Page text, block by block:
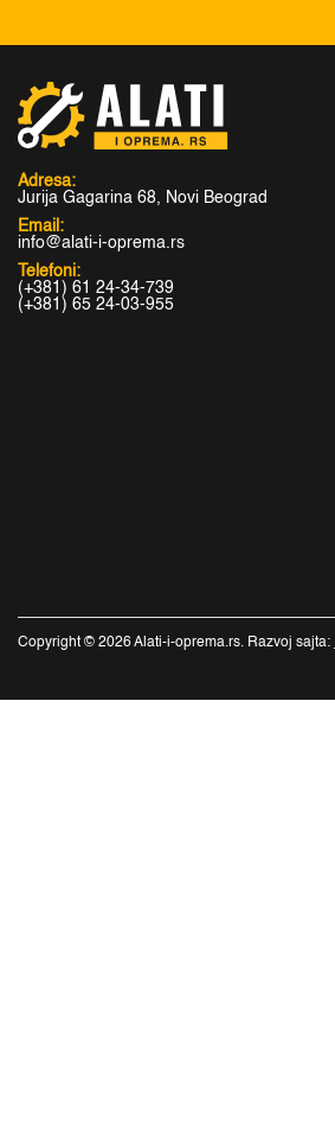
Adresa:
Jurija Gagarina 68, Novi Beograd
Email:
info@alati-i-oprema.rs
Telefoni:
(+381) 61 24-34-739
(+381) 65 24-03-955
Copyright © 2026 Alati-i-oprema.rs. Razvoj sajta: